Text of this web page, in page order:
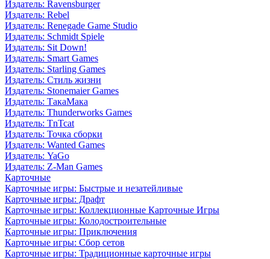
Издатель: Ravensburger
Издатель: Rebel
Издатель: Renegade Game Studio
Издатель: Schmidt Spiele
Издатель: Sit Down!
Издатель: Smart Games
Издатель: Starling Games
Издатель: Стиль жизни
Издатель: Stonemaier Games
Издатель: ТакаМака
Издатель: Thunderworks Games
Издатель: TnTcat
Издатель: Точка сборки
Издатель: Wanted Games
Издатель: YaGo
Издатель: Z-Man Games
Карточные
Карточные игры: Быстрые и незатейливые
Карточные игры: Драфт
Карточные игры: Коллекционные Карточные Игры
Карточные игры: Колодостроительные
Карточные игры: Приключения
Карточные игры: Сбор сетов
Карточные игры: Традиционные карточные игры